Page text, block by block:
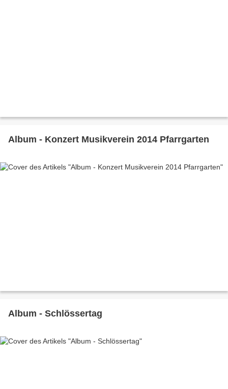
Album - Konzert Musikverein 2014 Pfarrgarten
Album - Schlössertag